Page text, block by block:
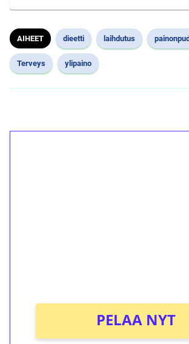
AIHEET dieetti laihdutus
Terveys ylipaino
PELAA NYT